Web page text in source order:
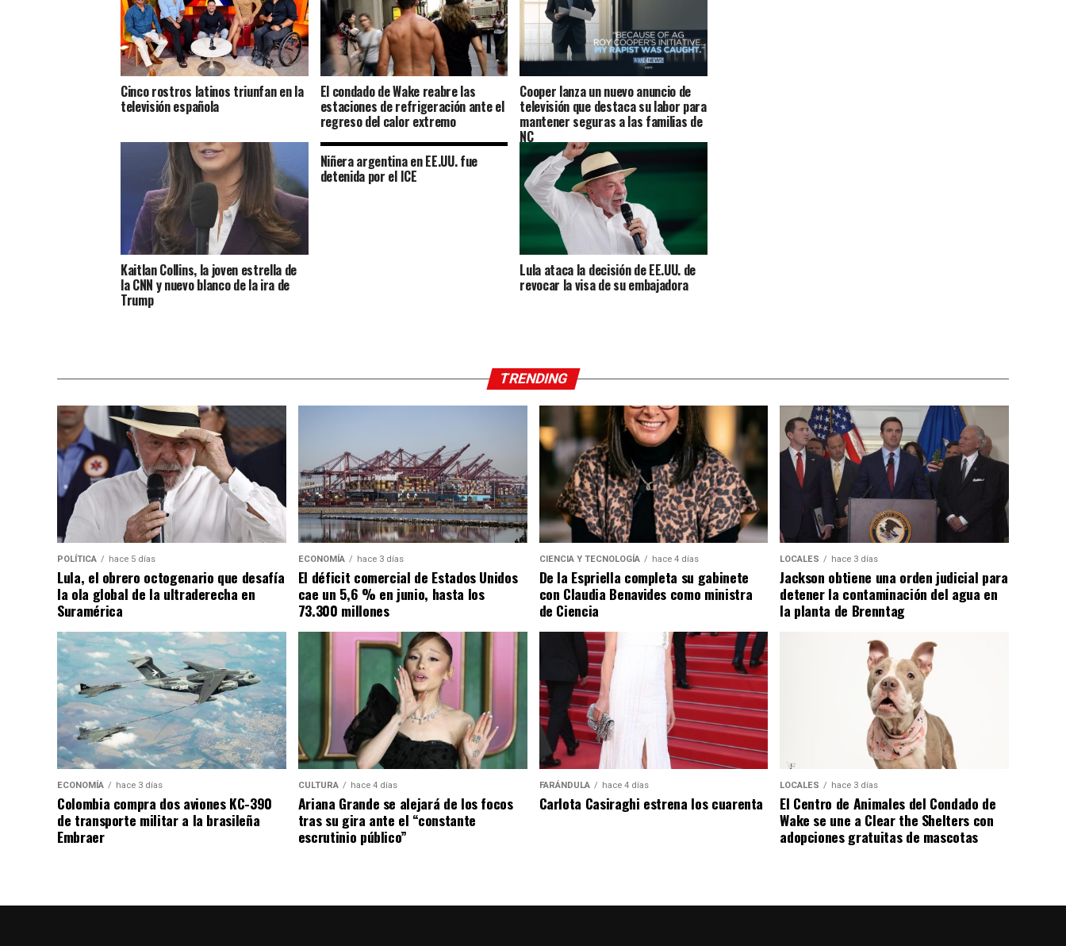
Cinco rostros latinos triunfan en la
televisión española
El condado de Wake reabre las
estaciones de refrigeración ante el
regreso del calor extremo
Cooper lanza un nuevo anuncio de
televisión que destaca su labor para
mantener seguras a las familias de
NC
Kaitlan Collins, la joven estrella de
la CNN y nuevo blanco de la ira de
Trump
Niñera argentina en EE.UU. fue
detenida por el ICE
Lula ataca la decisión de EE.UU. de
revocar la visa de su embajadora
TRENDING
POLÍTICA hace 5 días
Lula, el obrero octogenario que desafía
la ola global de la ultraderecha en
Suramérica
ECONOMÍA hace 3 días
El déficit comercial de Estados Unidos
cae un 5,6 % en junio, hasta los
73.300 millones
CIENCIA Y TECNOLOGÍA hace 4 días
De la Espriella completa su gabinete
con Claudia Benavides como ministra
de Ciencia
LOCALES hace 3 días
Jackson obtiene una orden judicial para
detener la contaminación del agua en
la planta de Brenntag
ECONOMÍA hace 3 días
Colombia compra dos aviones KC-390
de transporte militar a la brasileña
Embraer
CULTURA hace 4 días
Ariana Grande se alejará de los focos
tras su gira ante el “constante
escrutinio público”
FARÁNDULA hace 4 días
Carlota Casiraghi estrena los cuarenta
LOCALES hace 3 días
El Centro de Animales del Condado de
Wake se une a Clear the Shelters con
adopciones gratuitas de mascotas